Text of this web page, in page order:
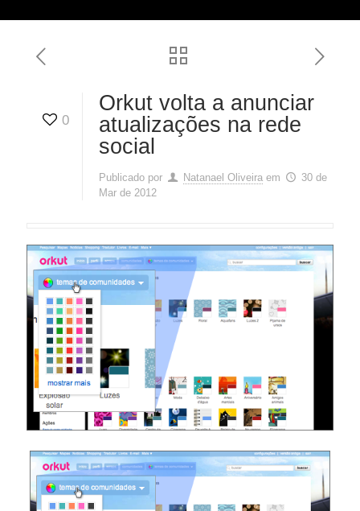
0
Orkut volta a anunciar
atualizações na rede
social
Publicado por Natanael Oliveira em
30 de
Mar de 2012